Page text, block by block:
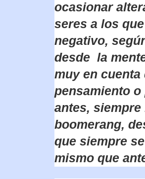
ocasionar
seres a los
negativo,
desde la
muy en
pensamiento
antes,
boomerang,
que siempre
mismo que